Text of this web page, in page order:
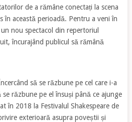
de a rămâne conectați la scena
în această perioadă. Pentru a veni în
nou spectacol din repertoriul
încurajând publicul să rămână
să se răzbune pe cel care i-a
răzbune pe el însuși până ce ajunge
în 2018 la Festivalul Shakespeare de
exterioară asupra poveștii și